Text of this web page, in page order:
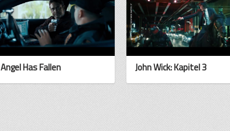
Angel Has Fallen John Wick: Kapitel 3